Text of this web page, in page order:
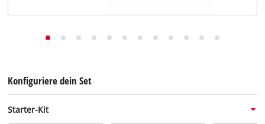
Konfiguriere dein Set
Starter-Kit